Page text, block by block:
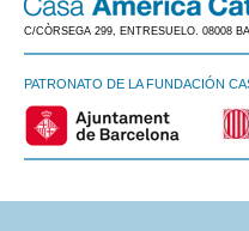
C/CÒRSEGA 299, ENTRESUELO. 08008
PATRONATO DE LA FUNDACIÓN